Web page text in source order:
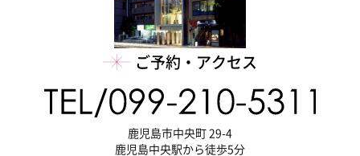
ご予約・アクセス
鹿児島市中央町 29-4
鹿児島中央駅から徒歩5分